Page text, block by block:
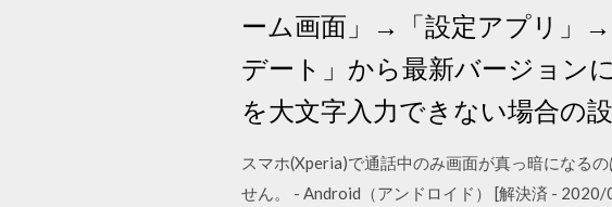
ーム画面」→「設定アプリ」
デート」から最新バージョン
を大文字入力できない場合の
スマホ(Xperia)で通話中のみ画面が真っ暗になる
せん。 - Android（アンドロイド） [解決済 -